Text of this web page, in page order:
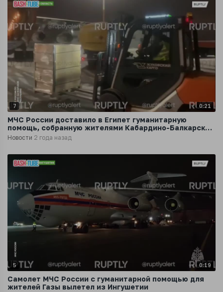
7 0:21
МЧС России доставило в Египет гуманитарную
помощь, собранную жителями Кабардино-Балкарской
Республики
Новости 2 года назад
5 0:19
Самолет МЧС России с гуманитарной помощью для
жителей Газы вылетел из Ингушетии